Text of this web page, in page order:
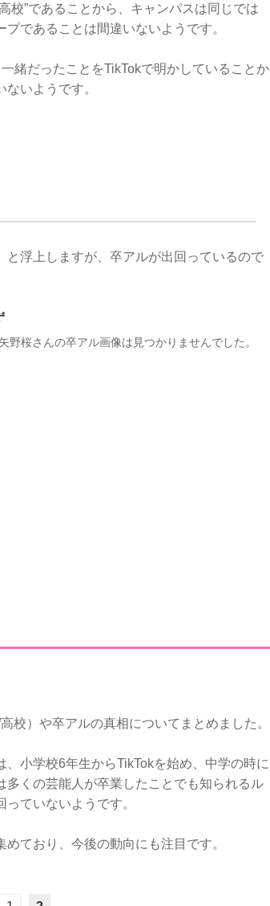
校”であることから、キャンパスは同じでは
であることは間違いないようです。
緒だったことをTikTokで明かしていることか
いようです。
浮上しますが、卒アルが出回っているので
野桜さんの卒アル画像は見つかりませんでした。
校）や卒アルの真相についてまとめました。
小学校6年生からTikTokを始め、中学の時に
くの芸能人が卒業したことでも知られるル
ていないようです。
ており、今後の動向にも注目です。